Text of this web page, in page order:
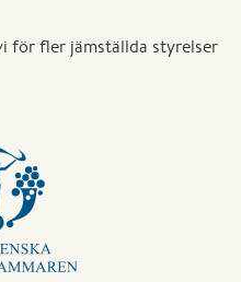
för fler jämställda styrelser